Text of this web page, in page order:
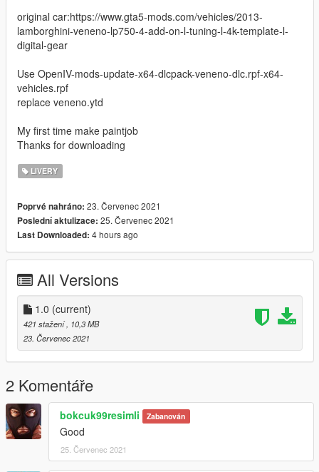
original car:https://www.gta5-mods.com/vehicles/2013-
lamborghini-veneno-lp750-4-add-on-l-tuning-l-4k-template-l-
digital-gear
Use OpenIV-mods-update-x64-dlcpack-veneno-dlc.rpf-x64-
vehicles.rpf
replace veneno.ytd
My first time make paintjob
Thanks for downloading
LIVERY
Poprvé nahráno: 23. Červenec 2021
Poslední aktulizace: 25. Červenec 2021
Last Downloaded: 4 hours ago
All Versions
1.0 (current)
421 stažení , 10,3 MB
23. Červenec 2021
2 Komentáře
bokcuk99resimli Zabanován
Good
25. Červenec 2021